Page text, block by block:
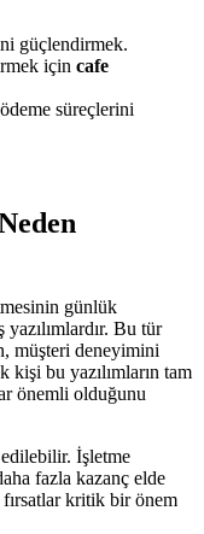
güçlendirmek.
için cafe
süreçlerini
günlük
Bu tür
müşteri deneyimini
kişi bu yazılımların tam
önemli olduğunu
İşletme
fazla kazanç elde
kritik bir önem